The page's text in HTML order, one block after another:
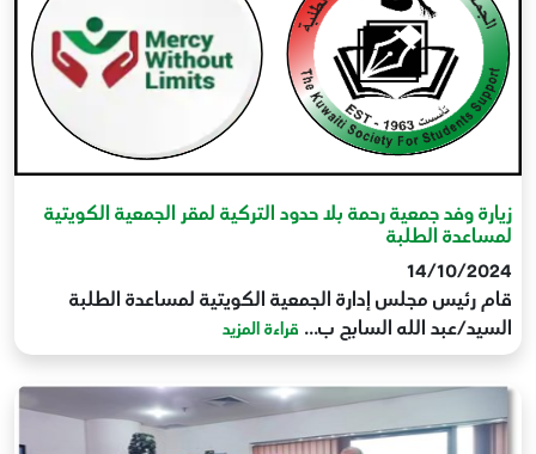
زيارة وفد جمعية رحمة بلا حدود التركية لمقر الجمعية الكويتية
لمساعدة الطلبة
14/10/2024
قام رئيس مجلس إدارة الجمعية الكويتية لمساعدة الطلبة
السيد/عبد الله السابج ب... قراءة المزيد